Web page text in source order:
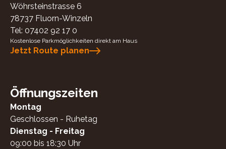
Wöhrsteinstrasse 6
78737 Fluorn-Winzeln
Tel: 07402 92 17 0
Kostenlose Parkmöglichkeiten direkt am Haus
Jetzt Route planen
Öffnungszeiten
Montag
Geschlossen - Ruhetag
Dienstag - Freitag
09:00 bis 18:30 Uhr